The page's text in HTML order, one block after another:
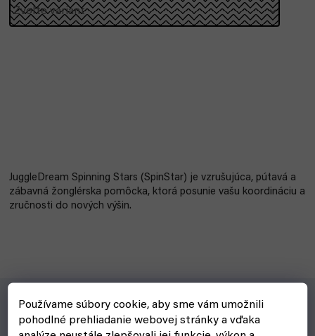
Používame súbory cookie, aby sme vám umožnili
pohodlné prehliadanie webovej stránky a vďaka
JuggleDream Spinning Stars (SpinStar) je vzrušujúca, pútavá a
zábavná žonglérska pomôcka, ktorá posunie vašu koordináciu a
zručnosti do nových výšin.
Pre koho?